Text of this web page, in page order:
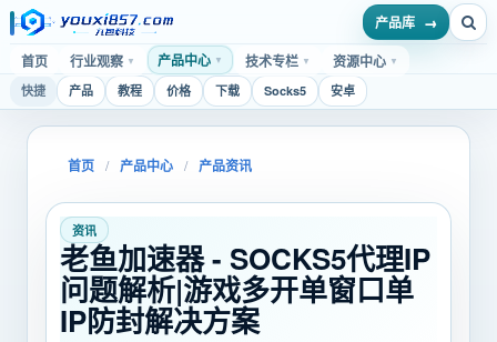
首页 行业观察 ▼ 产品中心 ▼ 技术专栏 ▼ 资源中心 ▼
产品库
快捷 产品 教程 价格 下载 Socks5 安卓
首页 / 产品中心 / 产品资讯
资讯
老鱼加速器 - SOCKS5代理IP
问题解析|游戏多开单窗口单
IP防封解决方案